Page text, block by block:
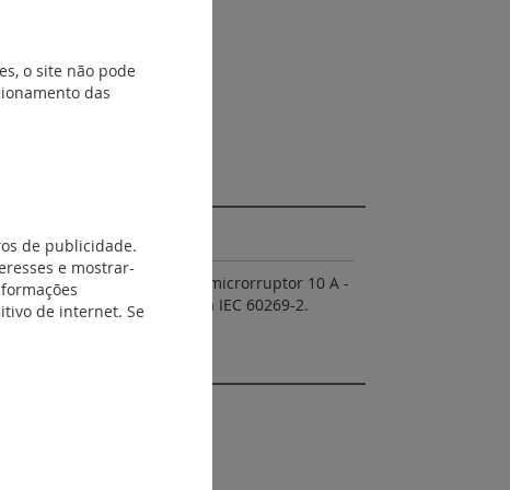
forçado). As bases com microrruptor 10 A -
De acordo com a norma IEC 60269-2.
o site não pode
das
de publicidade.
e mostrar-
de internet. Se